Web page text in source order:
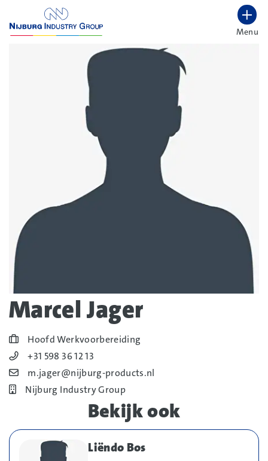
overslaan
Hoog contrast wisselen
Menu
Marcel Jager
Blog_field_Functie
Hoofd Werkvoorbereiding
Blog_field_Telefoonnummer
+31 598 36 12 13
Blog_field_E-mail
m.jager@nijburg-products.nl
BedrijfNijburg Industry Group
Bekijk ook
Liëndo Bos